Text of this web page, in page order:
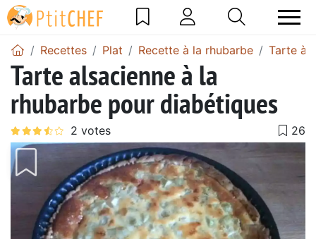
Recettes Plat Recette à la rhubarbe Tarte à
Tarte alsacienne à la
rhubarbe pour diabétiques